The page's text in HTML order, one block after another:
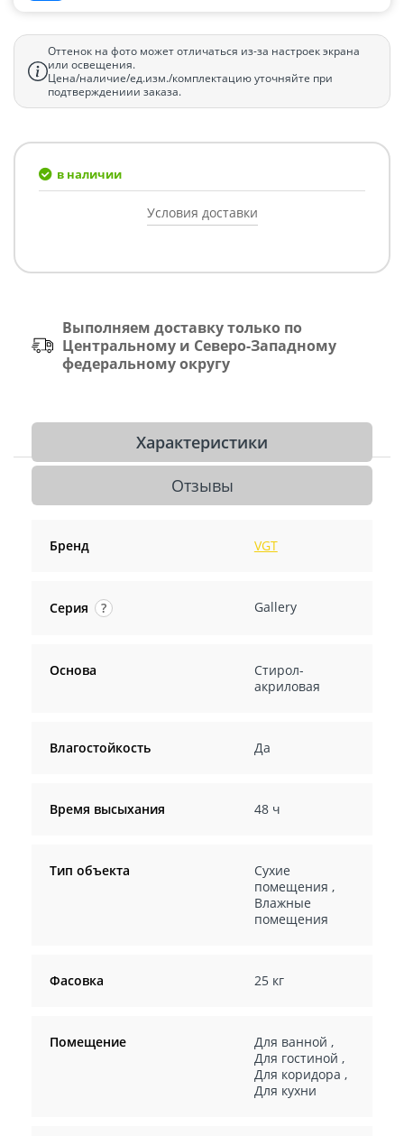
Оттенок на фото может отличаться из-за настроек экрана
или освещения.
Цена/наличие/ед.изм./комплектацию уточняйте при
подтверждениии заказа.
в наличии
Условия доставки
Выполняем доставку только по
Центральному и Северо-Западному
федеральному округу
Характеристики
Отзывы
Бренд VGT
Серия ? Gallery
Основа
Стирол-
акриловая
Влагостойкость Да
Время высыхания 48 ч
Тип объекта
Сухие
помещения ,
Влажные
помещения
Фасовка 25 кг
Помещение Для ванной ,
Для гостиной ,
Для коридора ,
Для кухни